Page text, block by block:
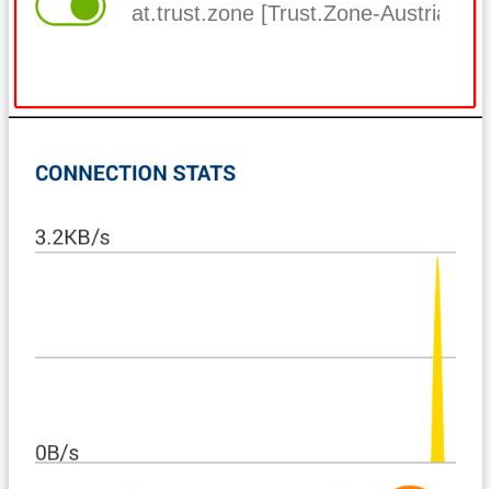
at.trust.zone [Trust.Zone-Austria]